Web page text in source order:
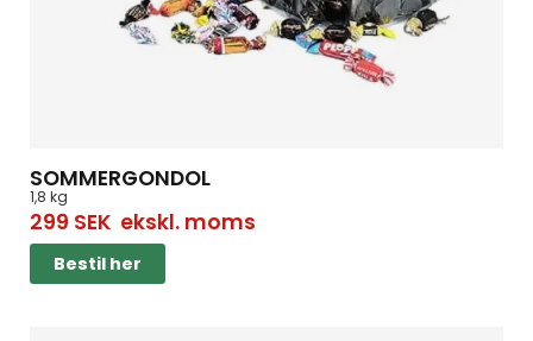
SOMMERGONDOL
1,8 kg
299 SEKekskl. moms
Bestil her